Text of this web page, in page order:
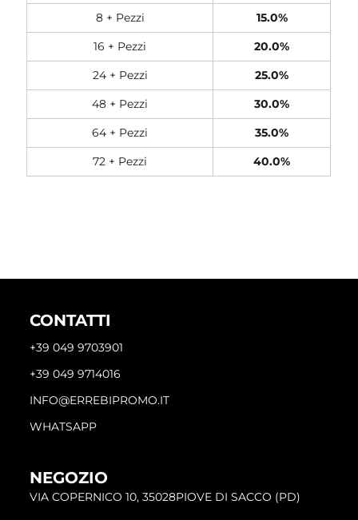
8 + Pezzi
15.0%
16 + Pezzi
20.0%
24 + Pezzi
25.0%
48 + Pezzi
30.0%
64 + Pezzi
35.0%
72 + Pezzi
40.0%
CONTATTI
+39 049 9703901
+39 049 9714016
INFO@ERREBIPROMO.IT
WHATSAPP
NEGOZIO
VIA COPERNICO 10, 35028PIOVE DI SACCO (PD)